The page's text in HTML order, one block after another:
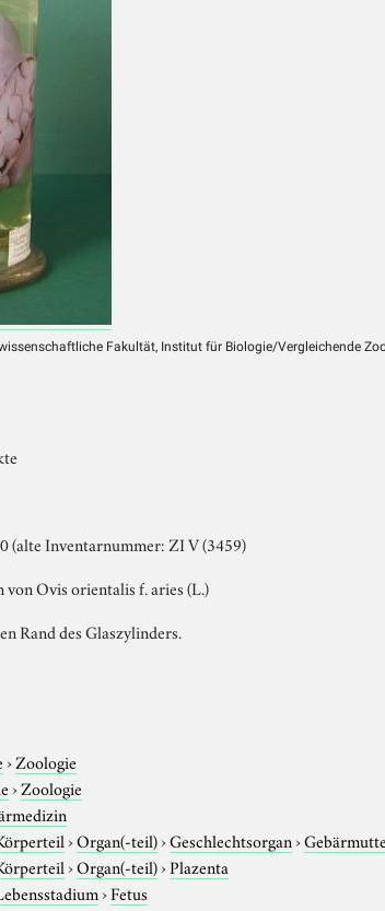
Fakultät, Institut für Biologie/Vergleichende
(alte Inventarnummer: ZI V (3459)
von Ovis orientalis f. aries (L.)
Rand des Glaszylinders.
›Zoologie
›Zoologie
›Organ(-teil)›Geschlechtsorgan›
›Organ(-teil)›Plazenta
›Fetus